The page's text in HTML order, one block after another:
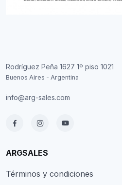
Rodríguez Peña 1627 1º piso 1021
Buenos Aires - Argentina
info@arg-sales.com
ARGSALES
Términos y condiciones